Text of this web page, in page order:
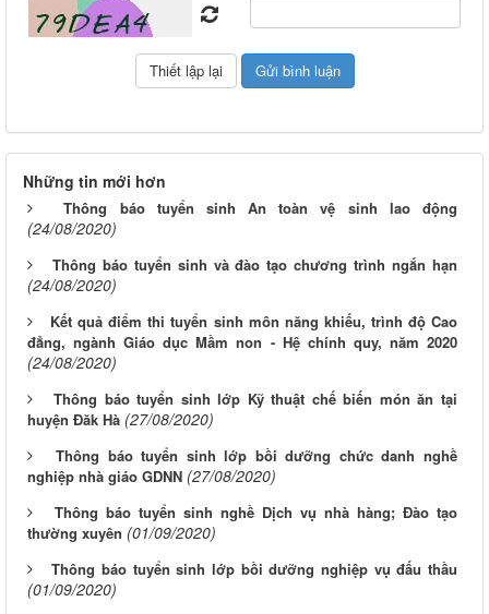
Những tin mới hơn
Thông báo tuyển sinh An toàn vệ sinh lao động
(24/08/2020)
Thông báo tuyển sinh và đào tạo chương trình ngắn hạn
(24/08/2020)
Kết quả điểm thi tuyển sinh môn năng khiếu, trình độ Cao
đẳng, ngành Giáo dục Mầm non - Hệ chính quy, năm 2020
(24/08/2020)
Thông báo tuyển sinh lớp Kỹ thuật chế biến món ăn tại
huyện Đăk Hà (27/08/2020)
Thông báo tuyển sinh lớp bồi dưỡng chức danh nghề
nghiệp nhà giáo GDNN (27/08/2020)
Thông báo tuyển sinh nghề Dịch vụ nhà hàng; Đào tạo
thường xuyên (01/09/2020)
Thông báo tuyển sinh lớp bồi dưỡng nghiệp vụ đấu thầu
(01/09/2020)